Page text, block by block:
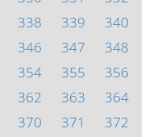
338 339
340
346 347
348
354 355
356
362 363
364
370 371
372